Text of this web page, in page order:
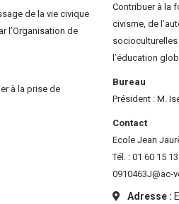
de la vie civique
l’Organisation de
à la prise de
Contribuer à la
civisme, de
l’éducation
Bureau
Président : M.
Contact
Ecole Jean
Tél. : 01 60 15
0910463J@ac-
Adresse :